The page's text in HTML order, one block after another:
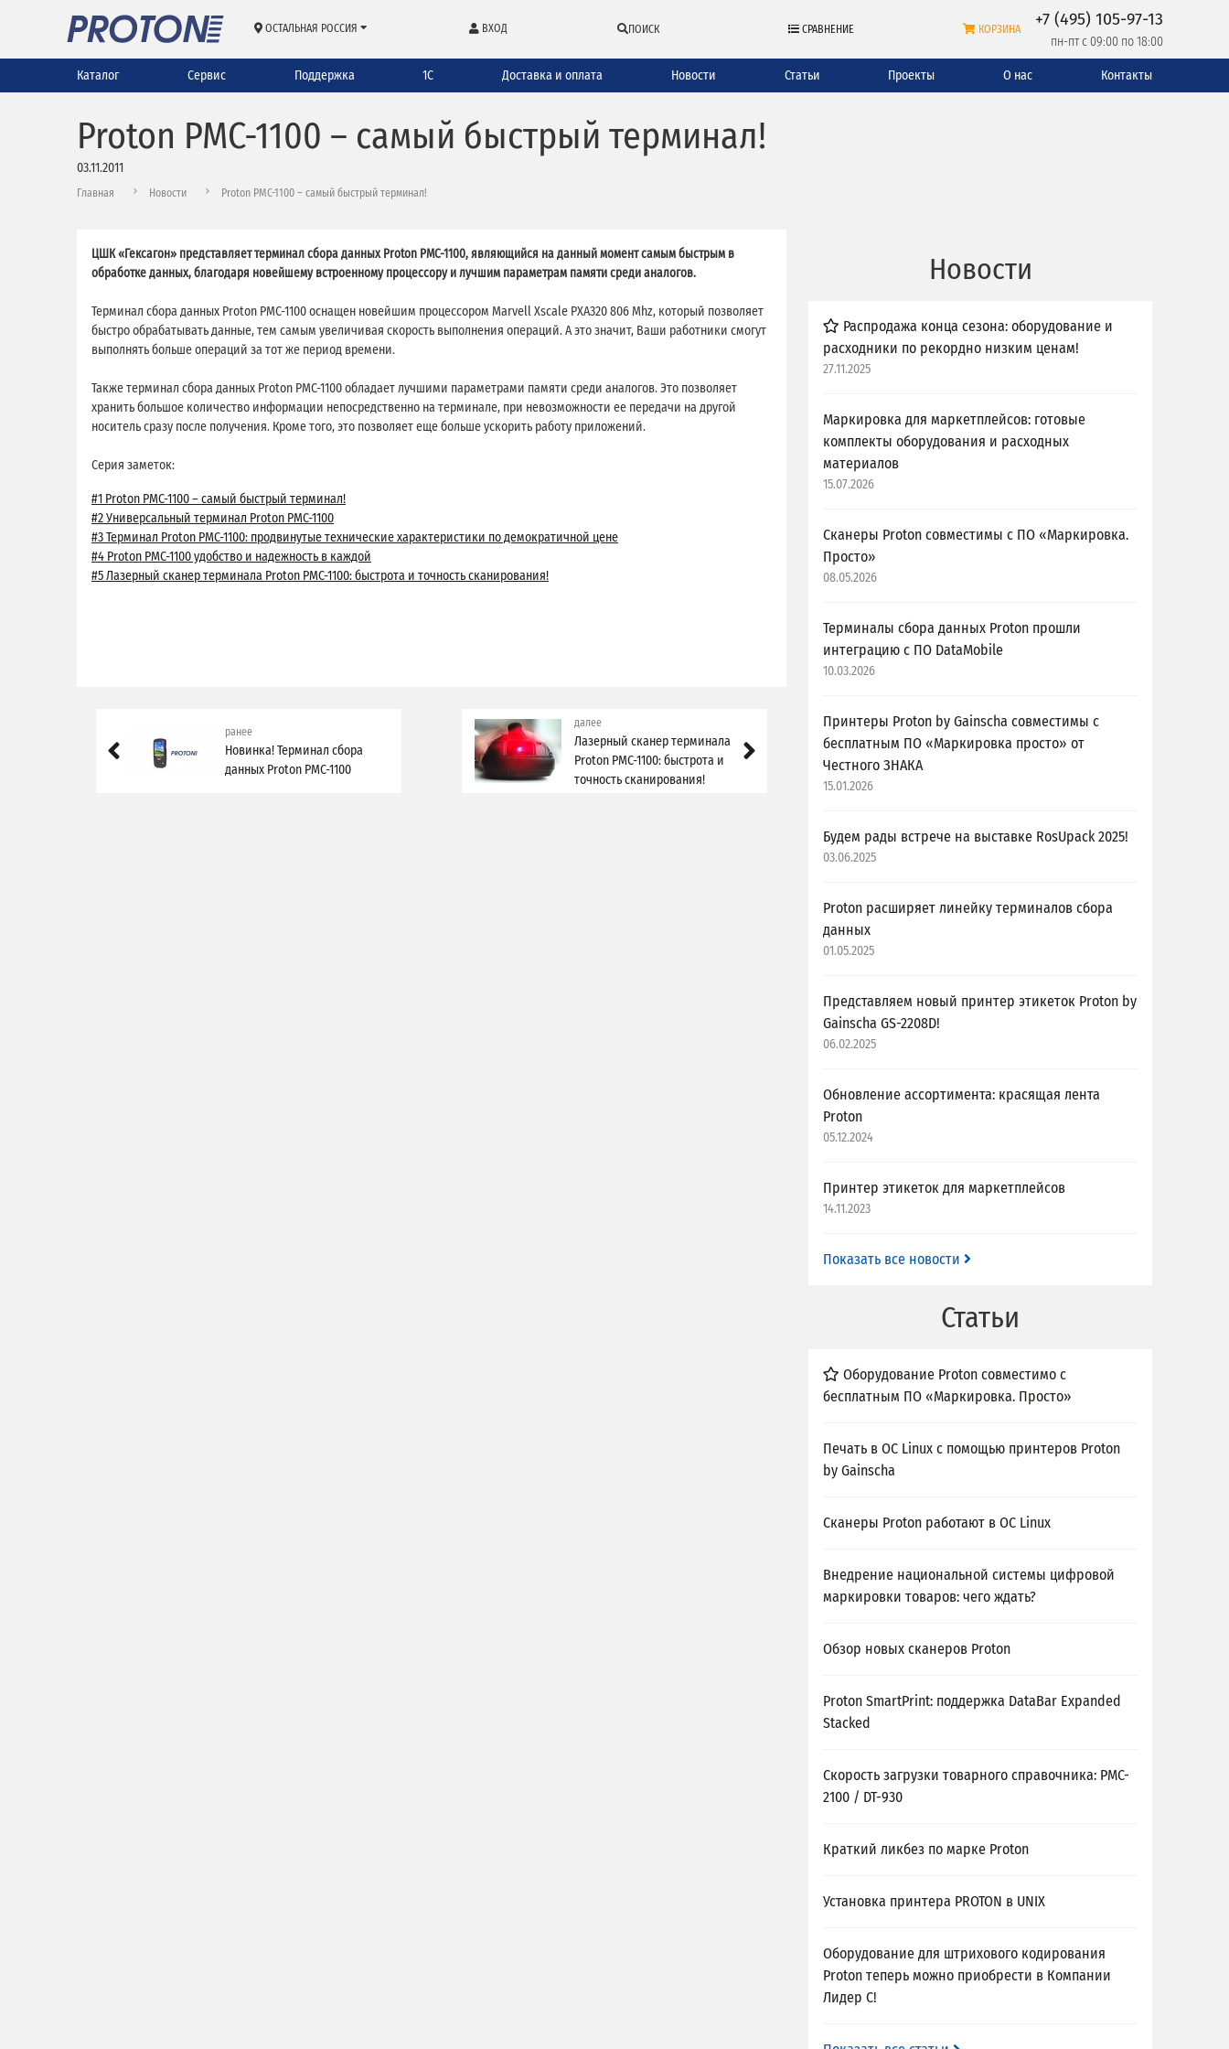
ОСТАЛЬНАЯ РОССИЯ ВХОД ПОИСК СРАВНЕНИЕ КОРЗИНА +7 (495) 105-97-13
пн-пт с 09:00 по 18:00
Каталог Сервис Поддержка 1С Доставка и оплата Новости Статьи Проекты О нас Контакты
Proton PMC-1100 – самый быстрый терминал!
03.11.2011
Главная Новости Proton PMC-1100 – самый быстрый терминал!
ЦШК «Гексагон» представляет терминал сбора данных Proton PMC-1100, являющийся на данный момент самым быстрым в
обработке данных, благодаря новейшему встроенному процессору и лучшим параметрам памяти среди аналогов.
Терминал сбора данных Proton PMC-1100 оснащен новейшим процессором Marvell Xscale PXA320 806 Mhz, который позволяет
быстро обрабатывать данные, тем самым увеличивая скорость выполнения операций. А это значит, Ваши работники смогут
выполнять больше операций за тот же период времени.
Также терминал сбора данных Proton PMC-1100 обладает лучшими параметрами памяти среди аналогов. Это позволяет
хранить большое количество информации непосредственно на терминале, при невозможности ее передачи на другой
носитель сразу после получения. Кроме того, это позволяет еще больше ускорить работу приложений.
Серия заметок:
#1 Proton PMC-1100 – самый быстрый терминал!
#2 Универсальный терминал Proton PMС-1100
#3 Терминал Proton PMC-1100: продвинутые технические характеристики по демократичной цене
#4 Proton PMC-1100 удобство и надежность в каждой
#5 Лазерный сканер терминала Proton PMC-1100: быстрота и точность сканирования!
ранее
Новинка! Терминал сбора
данных Proton PMC-1100
далее
Лазерный сканер терминала
Proton PMС-1100: быстрота и
точность сканирования!
Новости
Распродажа конца сезона: оборудование и
расходники по рекордно низким ценам!
27.11.2025
Маркировка для маркетплейсов: готовые
комплекты оборудования и расходных
материалов
15.07.2026
Сканеры Proton совместимы с ПО «Маркировка.
Просто»
08.05.2026
Терминалы сбора данных Proton прошли
интеграцию с ПО DataMobile
10.03.2026
Принтеры Proton by Gainscha совместимы с
бесплатным ПО «Маркировка просто» от
Честного ЗНАКА
15.01.2026
Будем рады встрече на выставке RosUpack 2025!
03.06.2025
Proton расширяет линейку терминалов сбора
данных
01.05.2025
Представляем новый принтер этикеток Proton by
Gainscha GS-2208D!
06.02.2025
Обновление ассортимента: красящая лента
Proton
05.12.2024
Принтер этикеток для маркетплейсов
14.11.2023
Показать все новости
Статьи
Оборудование Proton совместимо с
бесплатным ПО «Маркировка. Просто»
Печать в ОС Linux с помощью принтеров Proton
by Gainscha
Сканеры Proton работают в ОС Linux
Внедрение национальной системы цифровой
маркировки товаров: чего ждать?
Обзор новых сканеров Proton
Proton SmartPrint: поддержка DataBar Expanded
Stacked
Скорость загрузки товарного справочника: PMC-
2100 / DT-930
Краткий ликбез по марке Proton
Установка принтера PROTON в UNIX
Оборудование для штрихового кодирования
Proton теперь можно приобрести в Компании
Лидер С!